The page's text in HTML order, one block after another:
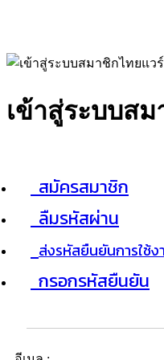
เข้าสู่ระบบส
สมัครสมาชิก
ลืมรหัสผ่าน
ส่งรหัสยืนยันการใช้ง
กรอกรหัสยืนยัน